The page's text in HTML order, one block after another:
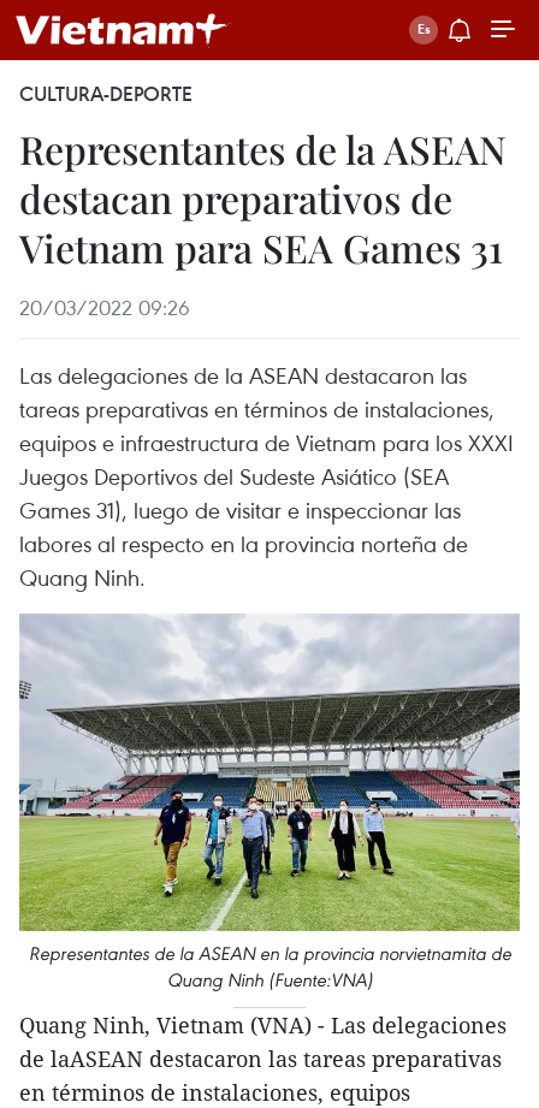
CULTURA-DEPORTE
Representantes de la ASEAN
destacan preparativos de
Vietnam para SEA Games 31
20/03/2022 09:26
Las delegaciones de la ASEAN destacaron las
tareas preparativas en términos de instalaciones,
equipos e infraestructura de Vietnam para los XXXI
Juegos Deportivos del Sudeste Asiático (SEA
Games 31), luego de visitar e inspeccionar las
labores al respecto en la provincia norteña de
Quang Ninh.
Representantes de la ASEAN en la provincia norvietnamita de
Quang Ninh (Fuente:VNA)
Quang Ninh, Vietnam (VNA) - Las delegaciones
de laASEAN destacaron las tareas preparativas
en términos de instalaciones, equipos